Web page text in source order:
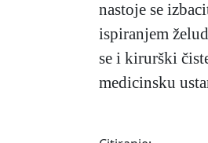
nastoje se
ispiranjem
se i kirurški
medicinsku